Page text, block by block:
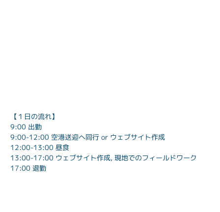
【１日の流れ】
9:00 出勤
9:00-12:00 空港送迎へ同行 or ウェブサイト作成
12:00-13:00 昼食
13:00-17:00 ウェブサイト作成, 現地でのフィールドワーク
17:00 退勤